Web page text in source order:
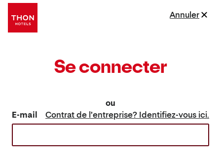
Se connecter
ou
E-mail
Contrat de l’entreprise? Identifiez-vous ici.
Annuler